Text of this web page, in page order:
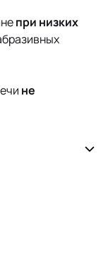
при низких
не